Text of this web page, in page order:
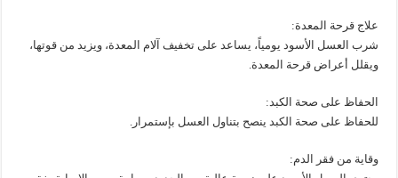
علاج قرحة المعدة:
شرب العسل الأسود يومياً، يساعد على تخفيف آلام المعدة، ويزيد من قوتها،
ويقلل أعراض قرحة المعدة.
الحفاظ على صحة الكبد:
للحفاظ على صحة الكبد ينصح بتناول العسل بإستمرار.
وقاية من فقر الدم: